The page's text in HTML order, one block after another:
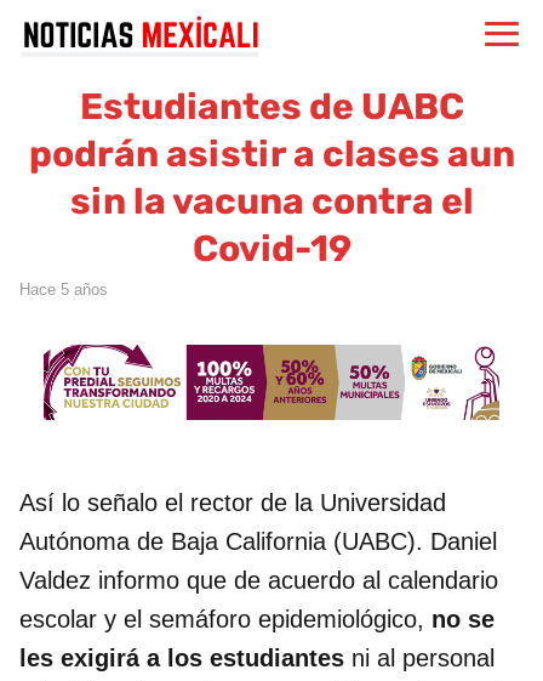
Estudiantes de UABC
podrán asistir a clases aun
sin la vacuna contra el
Covid-19
hace 5 años
Así lo señalo el rector de la Universidad
Autónoma de Baja California (UABC). Daniel
Valdez informo que de acuerdo al calendario
escolar y el semáforo epidemiológico, no se
les exigirá a los estudiantes ni al personal